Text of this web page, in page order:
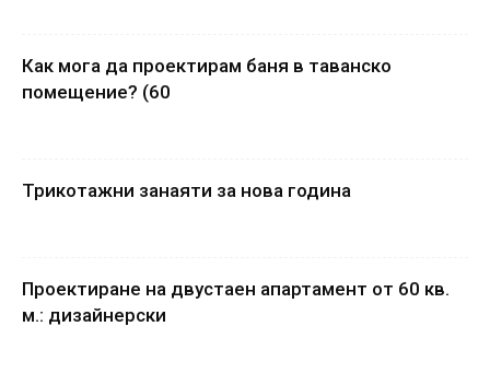
Как мога да проектирам баня в таванско
помещение? (60
Трикотажни занаяти за нова година
Проектиране на двустаен апартамент от 60 кв.
м.: дизайнерски